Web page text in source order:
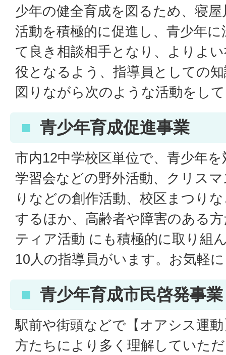
少年の健全育成を図るため、寝
活動を積極的に促進し、青少年
て良き相談相手となり、よりよ
役となるよう、指導員としての
図りながら次のような活動をし
青少年育成促進事業
市内12中学校区単位で、青少年
学習会などの野外活動、クリス
りなどの創作活動、校区まつり
するほか、高齢者や障害のある
ティア活動 にも積極的に取り組
10人の指導員がいます。お気軽
青少年育成市民啓発事業
駅前や街頭などで【オアシス運
方たちにより多く理解していた